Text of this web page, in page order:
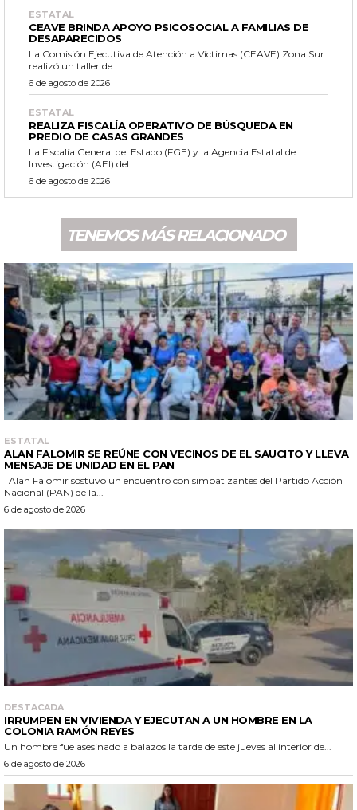
ESTATAL
CEAVE BRINDA APOYO PSICOSOCIAL A FAMILIAS DE
DESAPARECIDOS
La Comisión Ejecutiva de Atención a Víctimas (CEAVE) Zona Sur
realizó un taller de...
6 de agosto de 2026
ESTATAL
REALIZA FISCALÍA OPERATIVO DE BÚSQUEDA EN
PREDIO DE CASAS GRANDES
La Fiscalía General del Estado (FGE) y la Agencia Estatal de
Investigación (AEI) del...
6 de agosto de 2026
TENEMOS MÁS RELACIONADO
ESTATAL
ALAN FALOMIR SE REÚNE CON VECINOS DE EL SAUCITO Y LLEVA
MENSAJE DE UNIDAD EN EL PAN
Nacional (PAN) de la...
6 de agosto de 2026
DESTACADA
IRRUMPEN EN VIVIENDA Y EJECUTAN A UN HOMBRE EN LA
COLONIA RAMÓN REYES
Un hombre fue asesinado a balazos la tarde de este jueves al interior de...
6 de agosto de 2026